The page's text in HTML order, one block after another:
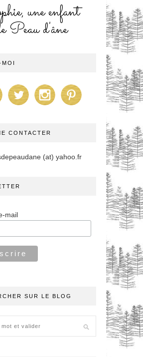
une enfant
Peau d'âne
CONTACTER
(at) yahoo.fr
mail
SUR LE BLOG